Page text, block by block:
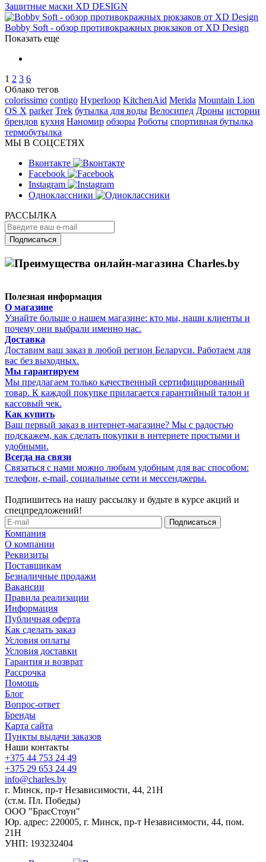
Защитные маски XD DESIGN
Bobby Soft - обзор противокражных рюкзаков от XD Design
Показать еще
1 2 3 6
Облако тегов
colorissimo contigo Hyperloop KitchenAid Merida Mountain Lion
OS X parker Trek бутылка для воды Велосипед Дроны истории
брендов кухня Наномир обзоры Роботы спортивная бутылка
термобутылка
МЫ В СОЦСЕТЯХ
Вконтакте
Facebook
Instagram
Одноклассники
РАССЫЛКА
Подписаться
Полезная информация
О магазине
Узнайте больше о нашем магазине: кто мы, наши клиенты и
почему они выбрали именно нас.
Доставка
Доставим ваш заказ в любой регион Беларуси. Работаем для
вас без выходных.
Мы гарантируем
Мы предлагаем только качественный сертифицированный
товар. К каждой покупке прилагается гарантийный талон и
кассовый чек.
Как купить
Ваш первый заказ в интернет-магазине? Мы с радостью
подскажем, как сделать покупки в интернете простыми и
удобными.
Всегда на связи
Связаться с нами можно любым удобным для вас способом:
телефон, e-mail, социальные сети и мессенджеры.
Подпишитесь на нашу рассылку и будьте в курсе акций и
спецпредложений!
Компания
О компании
Реквизиты
Поставщикам
Безналичные продажи
Вакансии
Правила реализации
Информация
Публичная оферта
Как сделать заказ
Условия оплаты
Условия доставки
Гарантия и возврат
Рассрочка
Помощь
Блог
Вопрос-ответ
Бренды
Карта сайта
Пункты выдачи заказов
Наши контакты
+375 44 753 24 49
+375 29 653 24 49
info@charles.by
г. Минск, пр-т Независимости, 44, 21Н
(ст.м. Пл. Победы)
ООО "БрасСтоун"
Юр. адрес: 220005, г. Минск, пр-т Независимости, 44, пом.
21Н
УНП: 193232404